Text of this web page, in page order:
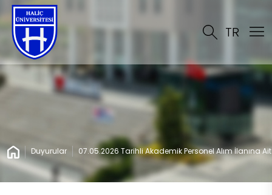
TR
Duyurular 07.05.2026 Tarihli Akademik Personel Alım İlanına